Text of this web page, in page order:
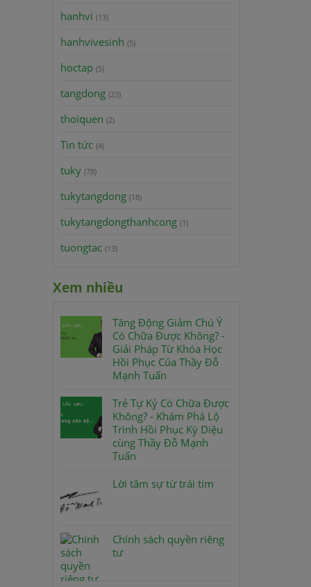
hanhvi (13)
hanhvivesinh (5)
hoctap (5)
tangdong (23)
thoiquen (2)
Tin tức (4)
tuky (78)
tukytangdong (18)
tukytangdongthanhcong (1)
tuongtac (13)
Xem nhiều
Tăng Động Giảm Chú Ý
Có Chữa Được Không? -
Giải Pháp Từ Khóa Học
Hồi Phục Của Thầy Đỗ
Mạnh Tuấn
Trẻ Tự Kỷ Có Chữa Được
Không? - Khám Phá Lộ
Trình Hồi Phục Kỳ Diệu
cùng Thầy Đỗ Mạnh
Tuấn
Lời tâm sự từ trái tim
Chính sách quyền riêng
tư